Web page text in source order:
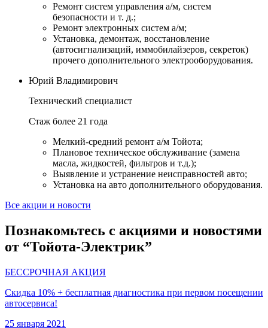
Ремонт систем управления а/м, систем
безопасности и т. д.;
Ремонт электронных систем а/м;
Установка, демонтаж, восстановление
(автосигнализаций, иммобилайзеров, секреток)
прочего дополнительного электрооборудования.
Юрий Владимирович
Технический специалист
Стаж более 21 года
Мелкий-средний ремонт а/м Тойота;
Плановое техническое обслуживание (замена
масла, жидкостей, фильтров и т.д.);
Выявление и устранение неисправностей авто;
Установка на авто дополнительного оборудования.
Все акции и новости
Познакомьтесь с акциями и новостями
от “Тойота-Электрик”
БЕССРОЧНАЯ АКЦИЯ
Скидка 10% + бесплатная диагностика при первом посещении
автосервиса!
25 января 2021